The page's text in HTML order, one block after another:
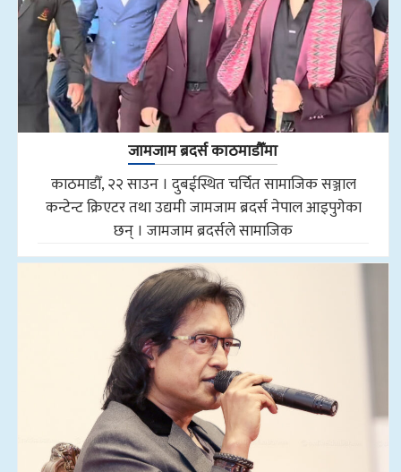
जामजाम ब्रदर्स काठमाडौँमा
काठमाडौँ, २२ साउन । दुबईस्थित चर्चित सामाजिक सञ्जाल
कन्टेन्ट क्रिएटर तथा उद्यमी जामजाम ब्रदर्स नेपाल आइपुगेका
छन् । जामजाम ब्रदर्सले सामाजिक